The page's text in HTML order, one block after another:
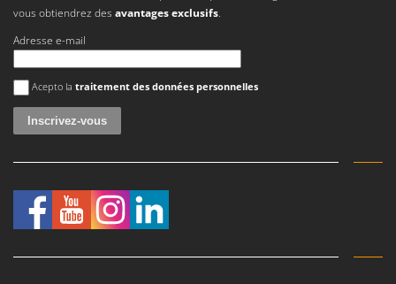
vous obtiendrez des avantages exclusifs.
Adresse e-mail
Une erreur est survenue
Acepto la traitement des données personnelles